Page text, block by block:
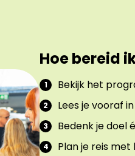
Hoe bereid
Bekijk het
Lees je vooraf in
Bedenk je doel
Plan je reis